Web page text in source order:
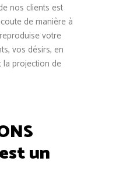
nos clients est
de manière à
votre
vos désirs, en
projection de
un